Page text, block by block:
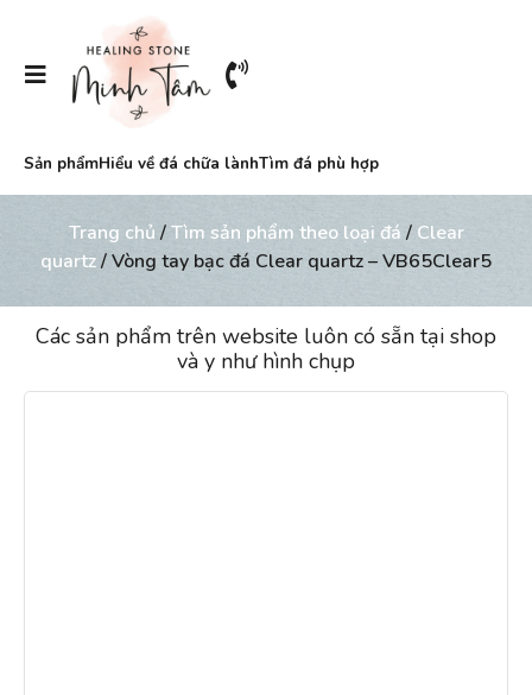
Sản phẩmHiểu về đá chữa lànhTìm đá phù hợp
Trang chủ /Tìm sản phẩm theo loại đá / Clear
quartz/ Vòng tay bạc đá Clear quartz – VB65Clear5
Các sản phẩm trên website luôn có sẵn tại shop
và y như hình chụp